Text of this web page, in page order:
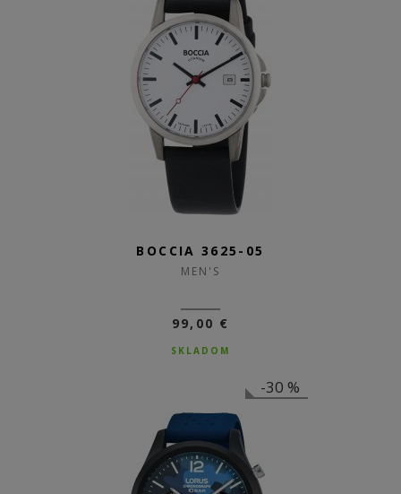
BOCCIA 3625-05
MEN'S
99,00 €
SKLADOM
-30 %